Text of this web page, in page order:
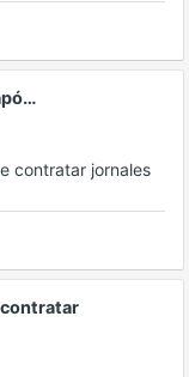
contratar jornales